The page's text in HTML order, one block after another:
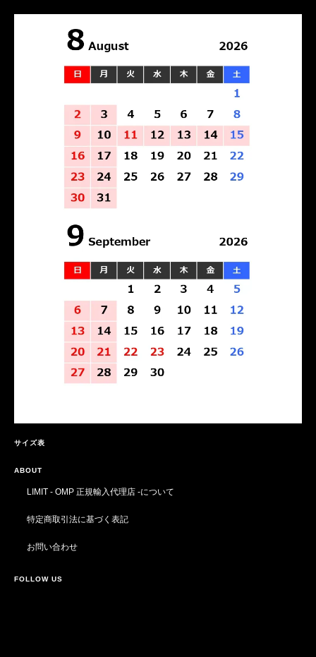
サイズ表
ABOUT
LIMIT - OMP 正規輸入代理店 -について
特定商取引法に基づく表記
お問い合わせ
FOLLOW US